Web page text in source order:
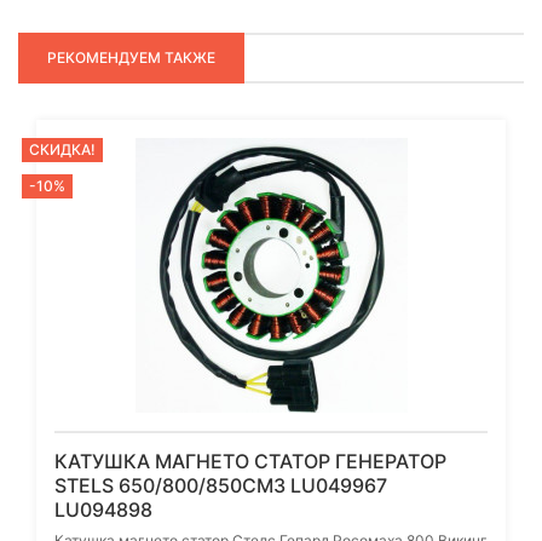
РЕКОМЕНДУЕМ ТАКЖЕ
СКИДКА!
-10%
КАТУШКА МАГНЕТО СТАТОР ГЕНЕРАТОР
STELS 650/800/850СМ3 LU049967
LU094898